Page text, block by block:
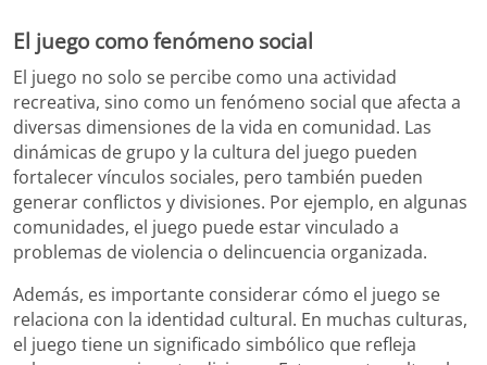
El juego como fenómeno social
El juego no solo se percibe como una actividad
recreativa, sino como un fenómeno social que afecta a
diversas dimensiones de la vida en comunidad. Las
dinámicas de grupo y la cultura del juego pueden
fortalecer vínculos sociales, pero también pueden
generar conflictos y divisiones. Por ejemplo, en algunas
comunidades, el juego puede estar vinculado a
problemas de violencia o delincuencia organizada.
Además, es importante considerar cómo el juego se
relaciona con la identidad cultural. En muchas culturas,
el juego tiene un significado simbólico que refleja